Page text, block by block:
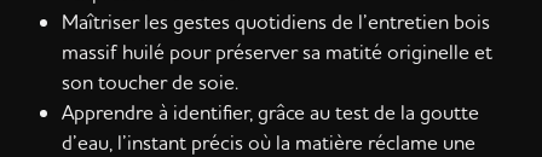
Maîtriser les gestes quotidiens de l’entretien bois
massif huilé pour préserver sa matité originelle et
son toucher de soie.
Apprendre à identifier, grâce au test de la goutte
d’eau, l’instant précis où la matière réclame une